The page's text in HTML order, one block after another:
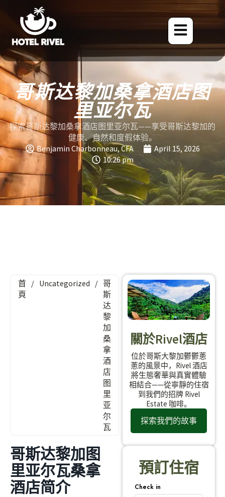
哥斯达黎加桑拿酒店图
里亚尔瓦
探索哥斯达黎加桑拿酒店图里亚尔瓦——享受哥斯达黎加的
健康、自然和度假体验。
Benjamin Charbonneau, CFA
April 15, 2026
10:26 pm
首
頁
/ Uncategorized / 哥
斯
达
黎
加
桑
拿
酒
店
图
里
亚
尔
瓦
哥斯达黎加图
里亚尔瓦桑拿
酒店简介
關於Rivel酒店
位於哥斯大黎加鬱鬱蔥
蔥的風景中，Rivel 酒店
將生態奢華與真實體驗
相結合——從寧靜的住宿
到我們的招牌 Rivel
Estate 咖啡。
探索我們的故事
預訂住宿
Check in